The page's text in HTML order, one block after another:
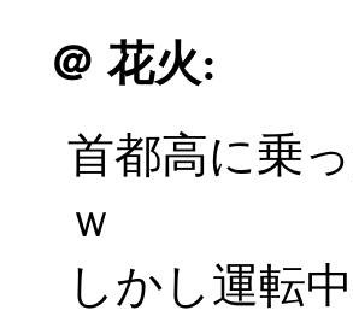
＠ 花火:
首都高に乗
ｗ
しかし運転